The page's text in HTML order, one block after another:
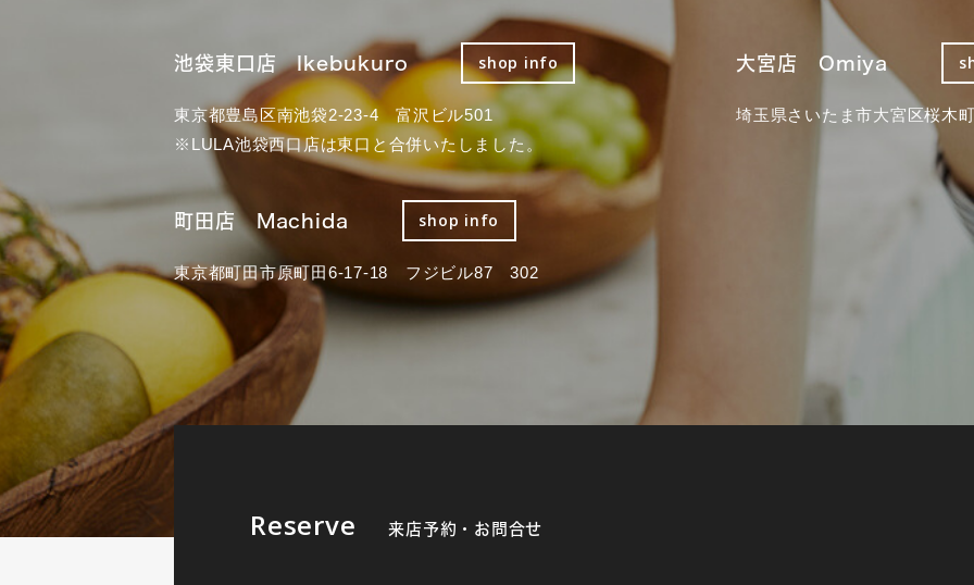
池袋東口店 Ikebukuro shop info
東京都豊島区南池袋2-23-4 富沢ビル501
※LULA池袋西口店は東口と合併いたしました。
大宮店 Omiya
埼玉県さいたま市大宮区桜木
町田店 Machida shop info
東京都町田市原町田6-17-18 フジビル87 302
Reserve 来店予約・お問合せ